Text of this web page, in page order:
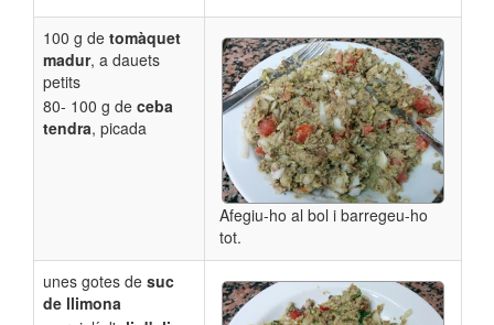
100 g de tomàquet
madur, a dauets
petits
80- 100 g de ceba
tendra, picada
Afegiu-ho al bol i barregeu-ho
tot.
unes gotes de suc
de llimona